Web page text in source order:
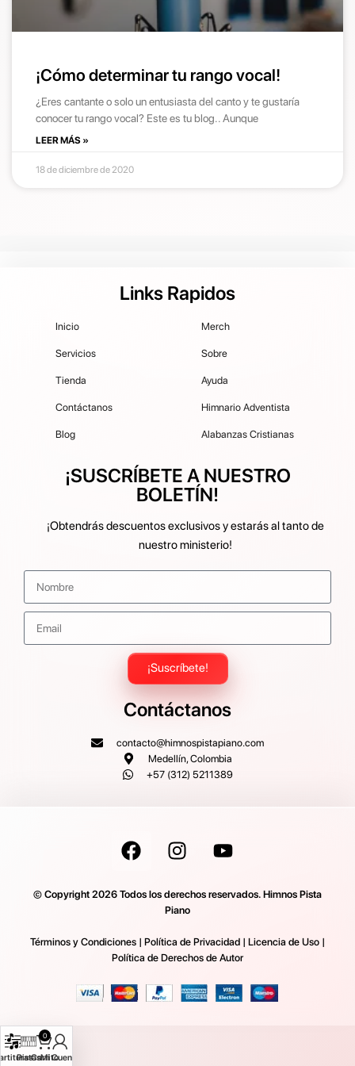
¡Cómo determinar tu rango vocal!
¿Eres cantante o solo un entusiasta del canto y te gustaría
conocer tu rango vocal? Este es tu blog.. Aunque
LEER MÁS »
18 de diciembre de 2020
Links Rapidos
Inicio
Servicios
Tienda
Contáctanos
Blog
Merch
Sobre
Ayuda
Himnario Adventista
Alabanzas Cristianas
¡SUSCRÍBETE A NUESTRO
BOLETÍN!
¡Obtendrás descuentos exclusivos y estarás al tanto de
nuestro ministerio!
¡Suscríbete!
Contáctanos
contacto@himnospistapiano.com
Medellín, Colombia
+57 (312) 5211389
© Copyright 2026 Todos los derechos reservados. Himnos Pista
Piano
Términos y Condiciones| Política de Privacidad| Licencia de Uso|
Política de Derechos de Autor
Pistas
0
Carrito
Mi Cuenta